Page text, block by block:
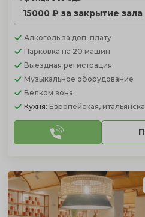
15000 ₽ за закрытие зала
Алкоголь за доп. плату
Парковка на 20 машин
Выездная регистрация
Музыкальное оборудование
Велком зона
Кухня: Европейская,